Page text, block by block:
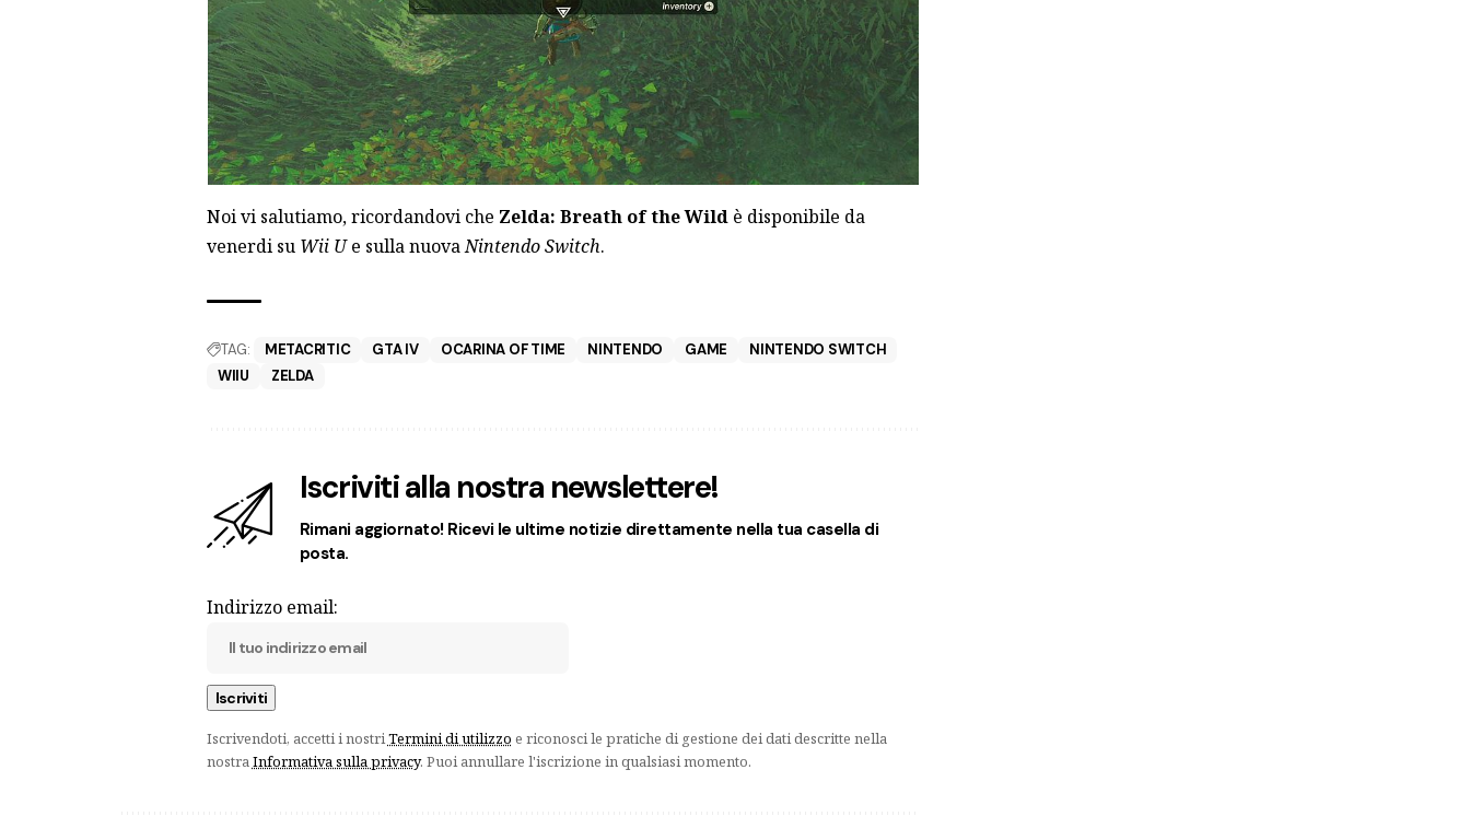
Noi vi salutiamo, ricordandovi che Zelda: Breath of the Wildè disponibile da
venerdi su Wii Ue sulla nuovaNintendo Switch.
TAG: METACRITIC GTA IV OCARINA OF TIME NINTENDO GAME
NINTENDO SWITCH
WIIU
ZELDA
Iscriviti alla nostra newslettere!
Rimani aggiornato! Ricevi le ultime notizie direttamente nella tua casella di
posta.
Indirizzo email:
Iscrivendoti, accetti i nostriTermini di utilizzo e riconosci le pratiche di gestione dei dati descritte nella
nostraInformativa sulla privacy. Puoi annullare l'iscrizione in qualsiasi momento.